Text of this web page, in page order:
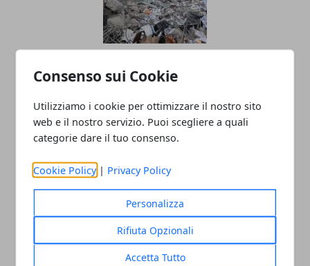
Consenso sui Cookie
Utilizziamo i cookie per ottimizzare il nostro sito
web e il nostro servizio. Puoi scegliere a quali
categorie dare il tuo consenso.
Cookie Policy | Privacy Policy
Personalizza
Rifiuta Opzionali
Accetta Tutto
Terremoto?
25/08/2016
TERREMOTO 24 AGOSTO 2016 RIETI, I